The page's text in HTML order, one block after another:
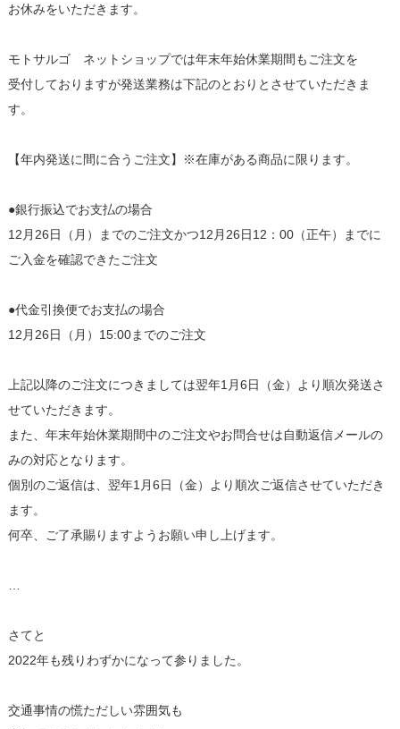
お休みをいただきます。
モトサルゴ ネットショップでは年末年始休業期間もご注文を
受付しておりますが発送業務は下記のとおりとさせていただきま
す。
【年内発送に間に合うご注文】※在庫がある商品に限ります。
●銀行振込でお支払の場合
12月26日（月）までのご注文かつ12月26日12：00（正午）までに
ご入金を確認できたご注文
●代金引換便でお支払の場合
12月26日（月）15:00までのご注文
上記以降のご注文につきましては翌年1月6日（金）より順次発送さ
せていただきます。
また、年末年始休業期間中のご注文やお問合せは自動返信メールの
みの対応となります。
個別のご返信は、翌年1月6日（金）より順次ご返信させていただき
ます。
何卒、ご了承賜りますようお願い申し上げます。
さてと
2022年も残りわずかになって参りました。
交通事情の慌ただしい雰囲気も